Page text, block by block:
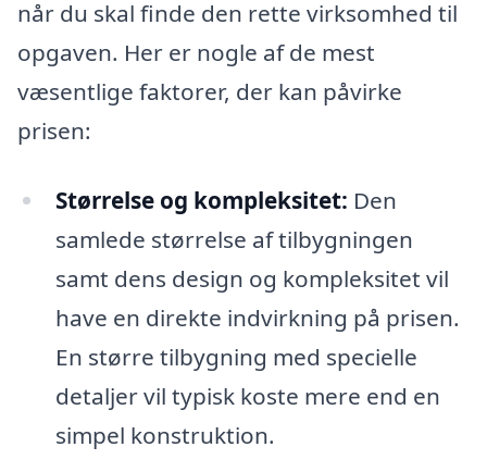
når du skal finde den rette virksomhed til
opgaven. Her er nogle af de mest
væsentlige faktorer, der kan påvirke
prisen:
Størrelse og kompleksitet: Den
samlede størrelse af tilbygningen
samt dens design og kompleksitet vil
have en direkte indvirkning på prisen.
En større tilbygning med specielle
detaljer vil typisk koste mere end en
simpel konstruktion.